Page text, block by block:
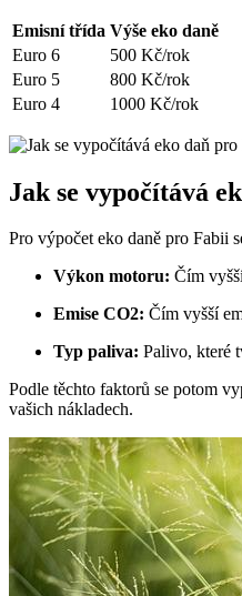
Emisní třída Výše eko daně
Euro 6
500 Kč/rok
Euro 5
800 Kč/rok
Euro 4
1000 Kč/rok
Jak se vypočítává
Pro výpočet eko daně pro Fabii
Výkon motoru: Čím
Emise CO2: Čím vyšší
Typ paliva: Palivo, které
Podle těchto faktorů se potom
vašich nákladech.